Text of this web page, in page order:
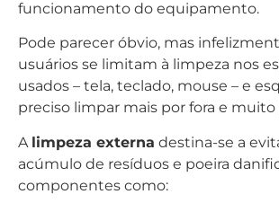
funcionamento do equipamento.
Pode parecer óbvio, mas
usuários se limitam à limpeza nos
usados – tela, teclado, mouse – e
preciso limpar mais por fora e
A limpeza externa destina-se a
acúmulo de resíduos e poeira
componentes como: